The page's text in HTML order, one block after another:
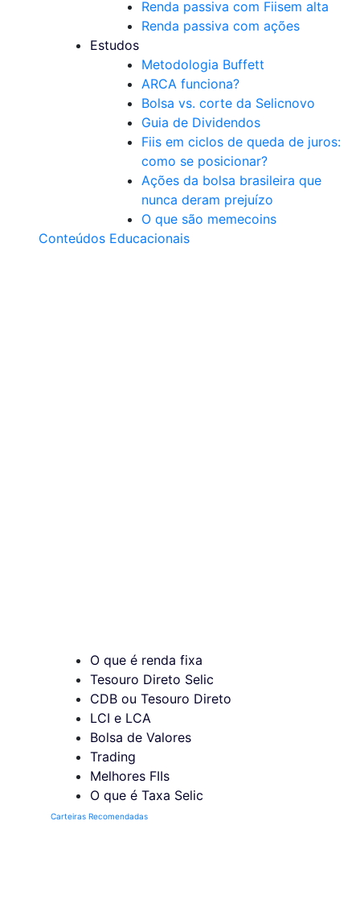
Renda passiva com Fiisem alta
Renda passiva com ações
Estudos
Metodologia Buffett
ARCA funciona?
Bolsa vs. corte da Selicnovo
Guia de Dividendos
Fiis em ciclos de queda de juros:
como se posicionar?
Ações da bolsa brasileira que
nunca deram prejuízo
O que são memecoins
Conteúdos Educacionais
O que é renda fixa
Tesouro Direto Selic
CDB ou Tesouro Direto
LCI e LCA
Bolsa de Valores
Trading
Melhores FIIs
O que é Taxa Selic
Carteiras Recomendadas